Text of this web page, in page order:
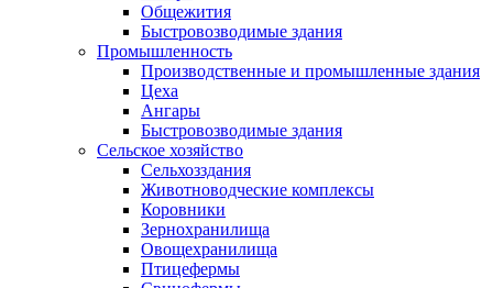
Общежития
Быстровозводимые здания
Промышленность
Производственные и промышленные здания
Цеха
Ангары
Быстровозводимые здания
Сельское хозяйство
Сельхозздания
Животноводческие комплексы
Коровники
Зернохранилища
Овощехранилища
Птицефермы